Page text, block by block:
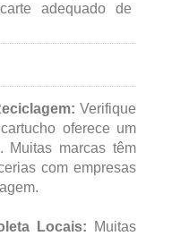
adequado de
Verifique
oferece um
Muitas marcas têm
com empresas
Locais: Muitas